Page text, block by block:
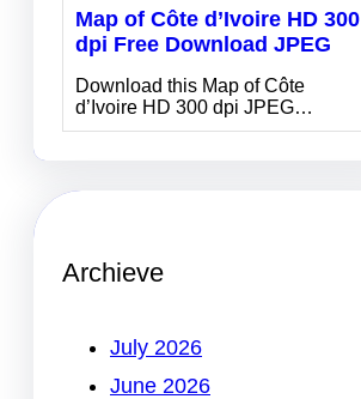
Map of Côte d’Ivoire HD 300
dpi Free Download JPEG
Download this Map of Côte
d’Ivoire HD 300 dpi JPEG…
Archieve
July 2026
June 2026